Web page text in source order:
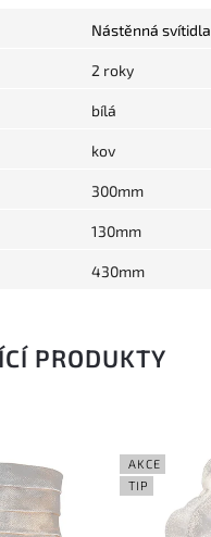
Nástěnná svítidla
2 roky
bílá
kov
300mm
130mm
430mm
PRODUKTY
AKCE
TIP